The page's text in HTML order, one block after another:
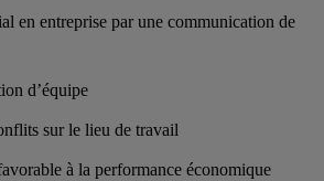
en entreprise par une communication de
d’équipe
sur le lieu de travail
à la performance économique